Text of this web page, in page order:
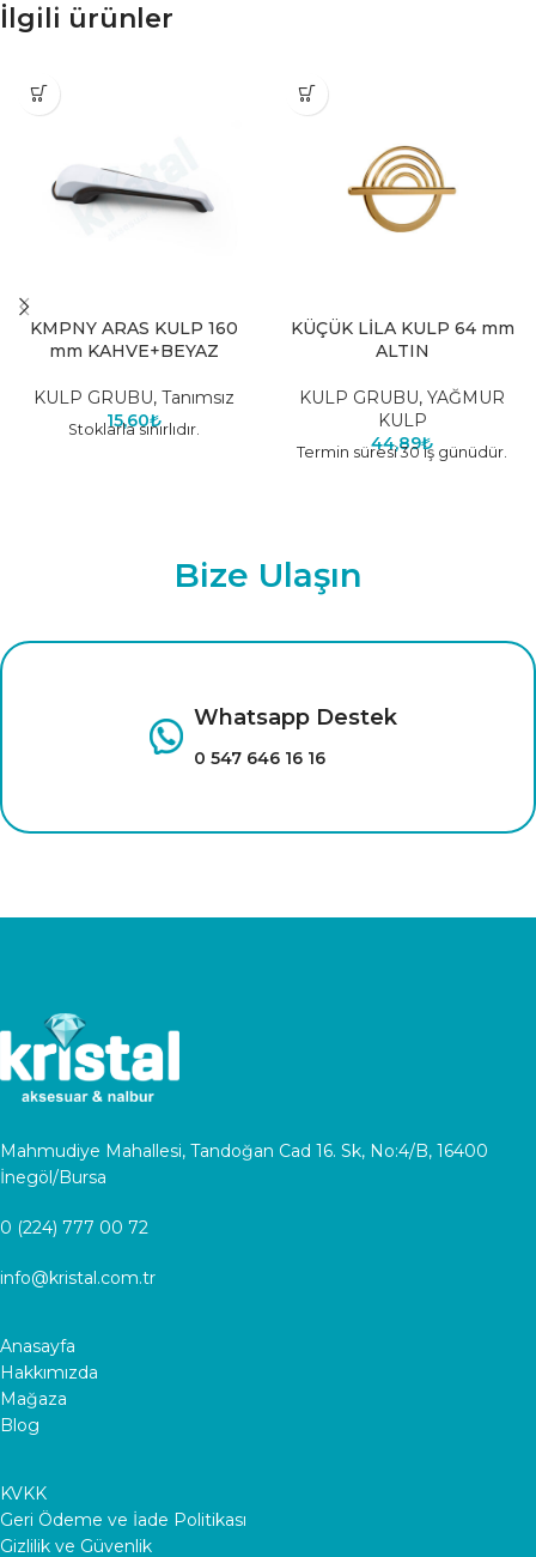
İlgili ürünler
KMPNY ARAS KULP 160
mm KAHVE+BEYAZ
KULP GRUBU, Tanımsız
15,60₺
Stoklarla sınırlıdır.
KÜÇÜK LİLA KULP 64 mm
ALTIN
KULP GRUBU, YAĞMUR
KULP
44,89₺
Termin süresi 30 iş günüdür.
Bize Ulaşın
Whatsapp Destek
0 547 646 16 16
Mahmudiye Mahallesi, Tandoğan Cad 16. Sk, No:4/B, 16400
İnegöl/Bursa
0 (224) 777 00 72
info@kristal.com.tr
Anasayfa
Hakkımızda
Mağaza
Blog
KVKK
Geri Ödeme ve İade Politikası
Gizlilik ve Güvenlik